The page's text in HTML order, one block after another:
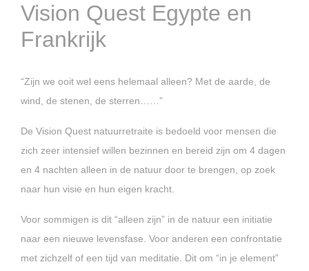
Vision Quest Egypte en
Frankrijk
“Zijn we ooit wel eens helemaal alleen? Met de aarde, de
wind, de stenen, de sterren……”
De Vision Quest natuurretraite is bedoeld voor mensen die
zich zeer intensief willen bezinnen en bereid zijn om 4 dagen
en 4 nachten alleen in de natuur door te brengen, op zoek
naar hun visie en hun eigen kracht.
Voor sommigen is dit “alleen zijn” in de natuur een initiatie
naar een nieuwe levensfase. Voor anderen een confrontatie
met zichzelf of een tijd van meditatie. Dit om “in je element”